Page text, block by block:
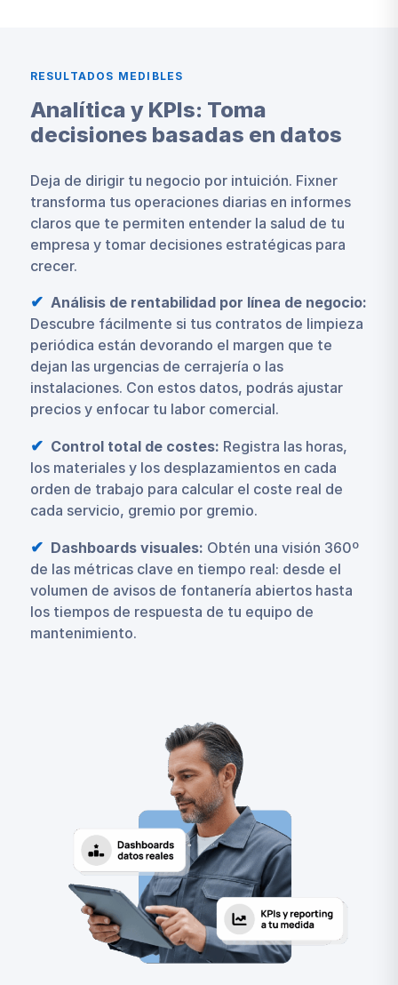
RESULTADOS MEDIBLES
Analítica y KPIs: Toma
decisiones basadas en datos
Deja de dirigir tu negocio por intuición. Fixner
transforma tus operaciones diarias en informes
claros que te permiten entender la salud de tu
empresa y tomar decisiones estratégicas para
crecer.
Análisis de rentabilidad por línea de negocio:
Descubre fácilmente si tus contratos de limpieza
periódica están devorando el margen que te
dejan las urgencias de cerrajería o las
instalaciones. Con estos datos, podrás ajustar
precios y enfocar tu labor comercial.
Control total de costes: Registra las horas,
los materiales y los desplazamientos en cada
orden de trabajo para calcular el coste real de
cada servicio, gremio por gremio.
Dashboards visuales: Obtén una visión 360º
de las métricas clave en tiempo real: desde el
volumen de avisos de fontanería abiertos hasta
los tiempos de respuesta de tu equipo de
mantenimiento.